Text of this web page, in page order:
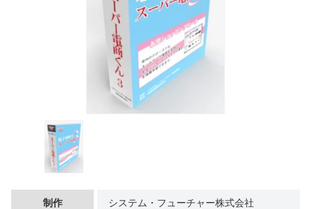
制作 システム・フューチャー株式会社